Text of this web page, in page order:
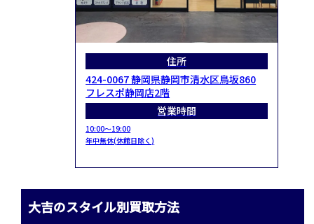
住所
424-0067 静岡県静岡市清水区鳥坂860
フレスポ静岡店2階
営業時間
10:00～19:00
年中無休(休館日除く)
大吉のスタイル別買取方法